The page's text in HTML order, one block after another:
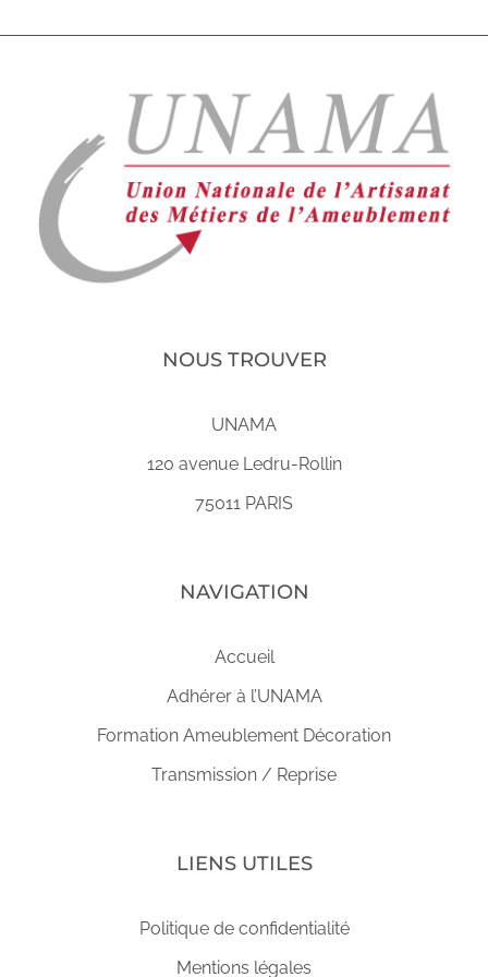
NOUS TROUVER
UNAMA
120 avenue Ledru-Rollin
75011 PARIS
NAVIGATION
Accueil
Adhérer à l’UNAMA
Formation Ameublement Décoration
Transmission / Reprise
LIENS UTILES
Politique de confidentialité
Mentions légales